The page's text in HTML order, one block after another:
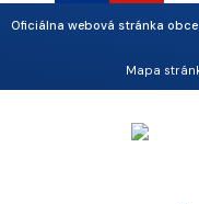
Oficiálna webová stránka obce
Mapa